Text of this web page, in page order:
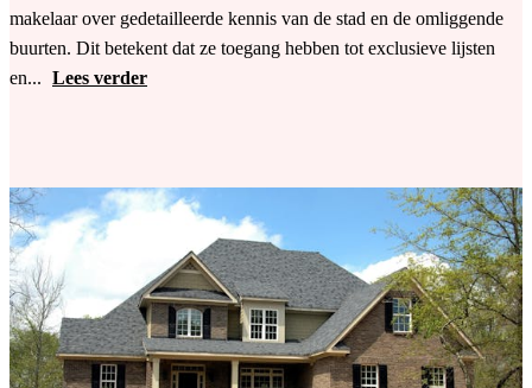
makelaar over gedetailleerde kennis van de stad en de omliggende
buurten. Dit betekent dat ze toegang hebben tot exclusieve lijsten
en... Lees verder